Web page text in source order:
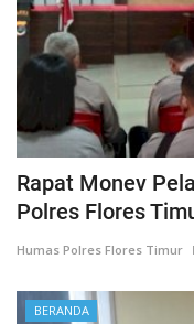
Rapat Monev
Polres Flores
Humas Polres Flores Timur
BERANDA